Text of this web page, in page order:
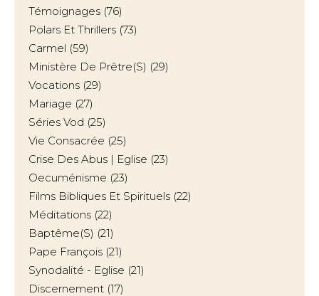
Témoignages (76)
Polars Et Thrillers (73)
Carmel (59)
Ministère De Prêtre(s) (29)
Vocations (29)
Mariage (27)
Séries Vod (25)
Vie Consacrée (25)
Crise Des Abus | Eglise (23)
Oecuménisme (23)
Films Bibliques Et Spirituels (22)
Méditations (22)
Baptême(s) (21)
Pape François (21)
Synodalité - Eglise (21)
Discernement (17)